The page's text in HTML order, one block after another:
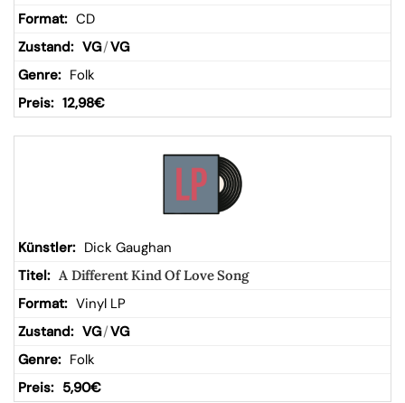
CD
VG/VG
Folk
12,98€
Dick Gaughan
A Different Kind Of Love Song
Vinyl LP
VG/VG
Folk
5,90€